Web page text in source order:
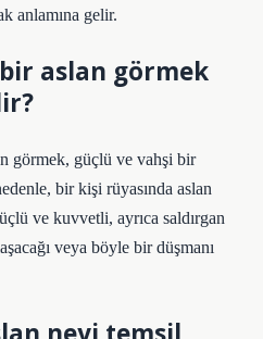
anlamına gelir.
aslan görmek
görmek, güçlü ve vahşi bir
bir kişi rüyasında aslan
ve kuvvetli, ayrıca saldırgan
veya böyle bir düşmanı